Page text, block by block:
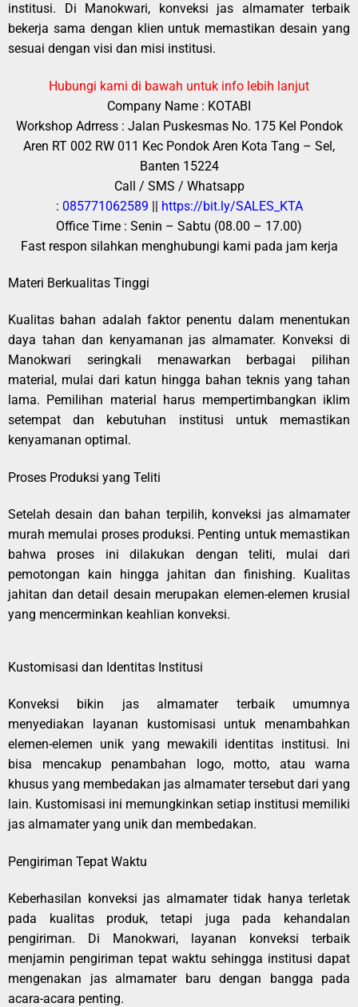
institusi. Di Manokwari, konveksi jas almamater terbaik
bekerja sama dengan klien untuk memastikan desain yang
sesuai dengan visi dan misi institusi.
Hubungi kami di bawah untuk info lebih lanjut
Company Name : KOTABI
Workshop Adrress : Jalan Puskesmas No. 175 Kel Pondok
Aren RT 002 RW 011 Kec Pondok Aren Kota Tang – Sel,
Banten 15224
Call / SMS / Whatsapp
: 085771062589 || https://bit.ly/SALES_KTA
Office Time : Senin – Sabtu (08.00 – 17.00)
Fast respon silahkan menghubungi kami pada jam kerja
Materi Berkualitas Tinggi
Kualitas bahan adalah faktor penentu dalam menentukan
daya tahan dan kenyamanan jas almamater. Konveksi di
Manokwari seringkali menawarkan berbagai pilihan
material, mulai dari katun hingga bahan teknis yang tahan
lama. Pemilihan material harus mempertimbangkan iklim
setempat dan kebutuhan institusi untuk memastikan
kenyamanan optimal.
Proses Produksi yang Teliti
Setelah desain dan bahan terpilih, konveksi jas almamater
murah memulai proses produksi. Penting untuk memastikan
bahwa proses ini dilakukan dengan teliti, mulai dari
pemotongan kain hingga jahitan dan finishing. Kualitas
jahitan dan detail desain merupakan elemen-elemen krusial
yang mencerminkan keahlian konveksi.
Kustomisasi dan Identitas Institusi
Konveksi bikin jas almamater terbaik umumnya
menyediakan layanan kustomisasi untuk menambahkan
elemen-elemen unik yang mewakili identitas institusi. Ini
bisa mencakup penambahan logo, motto, atau warna
khusus yang membedakan jas almamater tersebut dari yang
lain. Kustomisasi ini memungkinkan setiap institusi memiliki
jas almamater yang unik dan membedakan.
Pengiriman Tepat Waktu
Keberhasilan konveksi jas almamater tidak hanya terletak
pada kualitas produk, tetapi juga pada kehandalan
pengiriman. Di Manokwari, layanan konveksi terbaik
menjamin pengiriman tepat waktu sehingga institusi dapat
mengenakan jas almamater baru dengan bangga pada
acara-acara penting.